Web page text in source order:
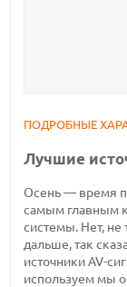
ПОДРОБНЫЕ
Лучшие
Осень — время
самым главным
системы. Нет,
дальше, так
источники AV-
используем мы